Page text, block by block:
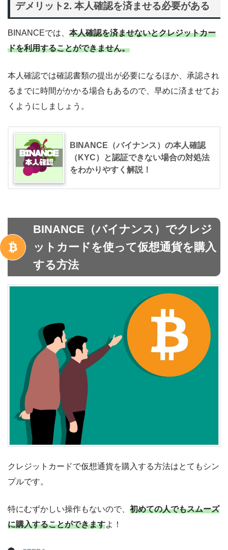
デメリット2. 本人確認を済ませる必要がある
BINANCEでは、 本人確認を済ませないとクレジットカー
ドを利用することができません。
本人確認では確認書類の提出が必要になるほか、承認され
るまでに時間がかかる場合もあるので、早めに済ませてお
くようにしましょう。
BINANCE（バイナンス）の本人確認
（KYC）と認証できない場合の対処法
をわかりやすく解説！
BINANCE（バイナンス）でクレジ
ットカードを使って仮想通貨を購入
する方法
クレジットカードで仮想通貨を購入する方法はとてもシン
プルです。
特にむずかしい操作もないので、 初めての人でもスムーズ
に購入することができますよ！